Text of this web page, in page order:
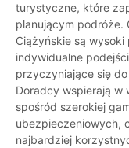
turystyczne, które
planującym podróże.
Ciążyńskie są
indywidualne
przyczyniające się
Doradcy wspierają w
spośród szerokiej
ubezpieczeniowych,
najbardziej